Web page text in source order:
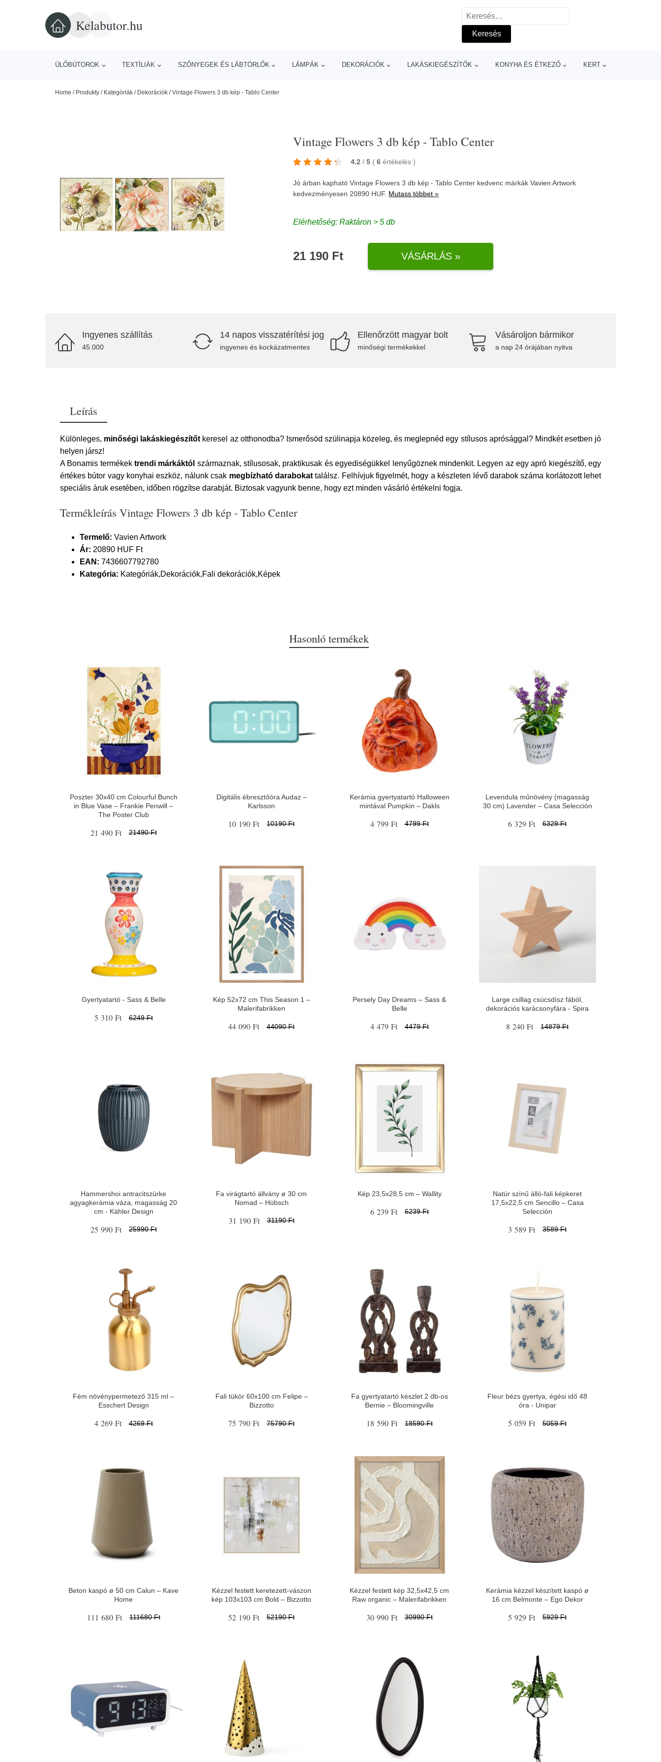
Kelabutor.hu
Keresés:
ÜLŐBÚTOROK TEXTÍLIÁK SZŐNYEGEK ÉS LÁBTÖRLŐK LÁMPÁK DEKORÁCIÓK LAKÁSKIEGÉSZÍTŐK KONYHA ÉS ÉTKEZŐ KERT
Home / Produkty / Kategóriák / Dekorációk /Vintage Flowers 3 db kép - Tablo Center
Vintage Flowers 3 db kép - Tablo Center
4.2 / 5 ( 6 értékelés)
Jó árban kapható Vintage Flowers 3 db kép - Tablo Center kedvenc márkákVavien Artwork
kedvezményesen 20890 HUF. Mutass többet »
Elérhetőség: Raktáron > 5 db
21 190 Ft VÁSÁRLÁS »
Ingyenes szállítás
45.000
14 napos visszatérítési jog
ingyenes és kockázatmentes
Ellenőrzött magyar bolt
minőségi termékekkel
Vásároljon bármikor
a nap 24 órájában nyitva
Leírás
Különleges, minőségi lakáskiegészítőt keresel az otthonodba? Ismerősöd szülinapja közeleg, és meglepnéd egy stílusos aprósággal? Mindkét esetben jó
helyen jársz!
A Bonamis termékektrendi márkáktól származnak, stílusosak, praktikusak és egyediségükkel lenyűgöznek mindenkit. Legyen az egy apró kiegészítő, egy
értékes bútor vagy konyhai eszköz, nálunk csak megbízható darabokattalálsz. Felhívjuk figyelmét, hogy a készleten lévő darabok száma korlátozott lehet
speciális áruk esetében, időben rögzítse darabját. Biztosak vagyunk benne, hogy ezt minden vásárló értékelni fogja.
Termékleírás Vintage Flowers 3 db kép - Tablo Center
Termelő: Vavien Artwork
Ár: 20890 HUF Ft
EAN: 7436607792780
Kategória: Kategóriák,Dekorációk,Fali dekorációk,Képek
Hasonló termékek
Poszter 30x40 cm Colourful Bunch
in Blue Vase – Frankie Penwill –
The Poster Club
21 490 Ft 21490 Ft
Digitális ébresztőóra Audaz –
Karlsson
10 190 Ft 10190 Ft
Kerámia gyertyatartó Halloween
mintával Pumpkin – Dakls
4 799 Ft 4799 Ft
Levendula műnövény (magasság
30 cm) Lavender – Casa Selección
6 329 Ft 6329 Ft
Gyertyatartó - Sass & Belle
5 310 Ft 6249 Ft
Kép 52x72 cm This Season 1 –
Malerifabrikken
44 090 Ft 44090 Ft
Persely Day Dreams – Sass &
Belle
4 479 Ft 4479 Ft
Large csillag csúcsdísz fából,
dekorációs karácsonyfára - Spira
8 240 Ft 14879 Ft
Hammershoi antracitszürke
agyagkerámia váza, magasság 20
cm - Kähler Design
25 990 Ft 25990 Ft
Fa virágtartó állvány ø 30 cm
Nomad – Hübsch
31 190 Ft 31190 Ft
Kép 23,5x28,5 cm – Wallity
6 239 Ft 6239 Ft
Natúr színű álló-fali képkeret
17,5x22,5 cm Sencillo – Casa
Selección
3 589 Ft 3589 Ft
Fém növénypermetező 315 ml –
Esschert Design
4 269 Ft 4269 Ft
Fali tükör 60x100 cm Felipe –
Bizzotto
75 790 Ft 75790 Ft
Fa gyertyatartó készlet 2 db-os
Bernie – Bloomingville
18 590 Ft 18590 Ft
Fleur bézs gyertya, égési idő 48
óra - Unipar
5 059 Ft 5059 Ft
Beton kaspó ø 50 cm Calun – Kave
Home
111 680 Ft 111680 Ft
Kézzel festett keretezett-vászon
kép 103x103 cm Bold – Bizzotto
52 190 Ft 52190 Ft
Kézzel festett kép 32,5x42,5 cm
Raw organic – Malerifabrikken
30 990 Ft 30990 Ft
Kerámia kézzel készített kaspó ø
16 cm Belmonte – Ego Dekor
5 929 Ft 5929 Ft